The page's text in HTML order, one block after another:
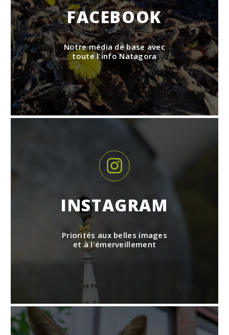
FACEBOOK
Notre média de base avec
toute l'info Natagora
INSTAGRAM
Priorités aux belles images
et à l'émerveillement